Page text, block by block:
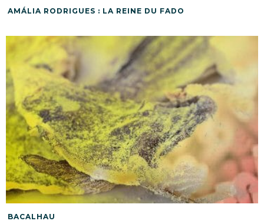
AMÁLIA RODRIGUES : LA REINE DU FADO
BACALHAU